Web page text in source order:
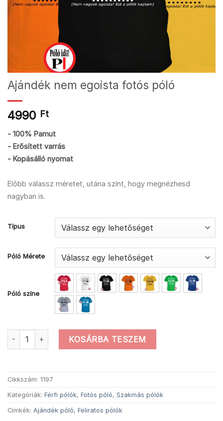
Ajándék nem egoista fotós póló
4990 Ft
- 100% Pamut
- Erősített varrás
- Kopásálló nyomat
Előbb válassz méretet, utána színt, hogy megnézhesd
nagyban is.
Típus
Póló Mérete
Póló színe
Ajándék nem egoista fotós póló mennyiség
KOSÁRBA TESZEM
Cikkszám: 1197
Kategóriák: Férfi pólók, Fotós póló, Szakmás pólók
Címkék: Ajándék póló, Feliratos pólók